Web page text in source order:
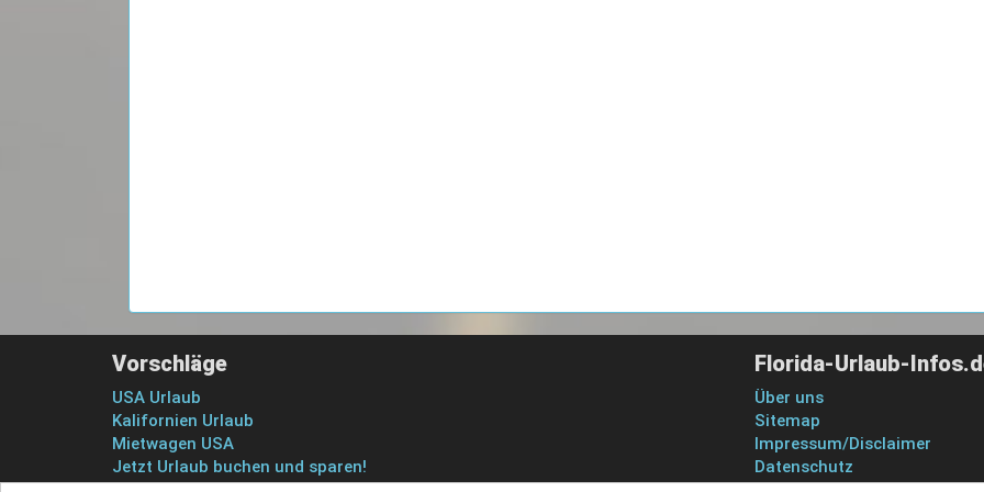
Vorschläge
USA Urlaub
Kalifornien Urlaub
Mietwagen USA
Jetzt Urlaub buchen und sparen!
Florida-Urlaub-
Über uns
Sitemap
Impressum/Disclaimer
Datenschutz